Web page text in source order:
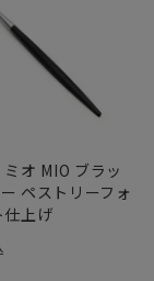
オ MIO ブラッ
ペストリーフォ
仕上げ